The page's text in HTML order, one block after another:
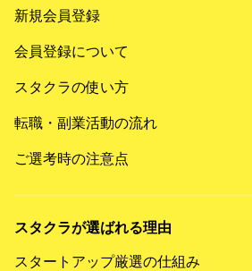
新規会員登録
会員登録について
スタクラの使い方
転職・副業活動の流れ
ご選考時の注意点
スタクラが選ばれる理由
スタートアップ厳選の仕組み